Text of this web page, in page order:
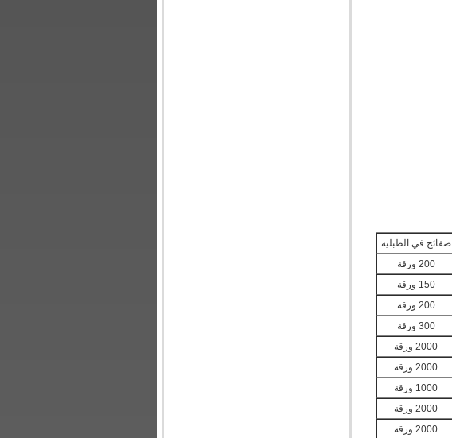
صفائح في الطبلية
200 ورقة
150 ورقة
200 ورقة
300 ورقة
2000 ورقة
2000 ورقة
1000 ورقة
2000 ورقة
2000 ورقة